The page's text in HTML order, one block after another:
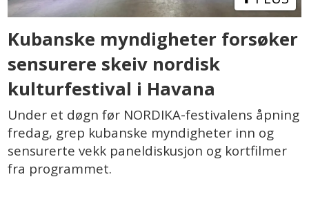
Kubanske myndigheter forsøker
sensurere skeiv nordisk
kulturfestival i Havana
Under et døgn før NORDIKA-festivalens åpning
fredag, grep kubanske myndigheter inn og
sensurerte vekk paneldiskusjon og kortfilmer
fra programmet.